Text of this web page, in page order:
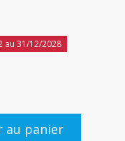
au 31/12/2028
au panier